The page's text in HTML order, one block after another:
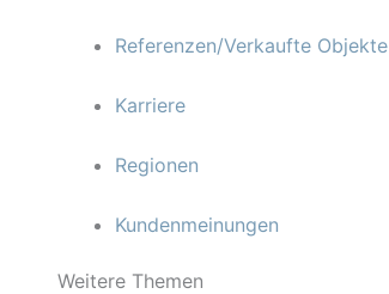
Referenzen/Verkaufte Objekte
Karriere
Regionen
Kundenmeinungen
Weitere Themen